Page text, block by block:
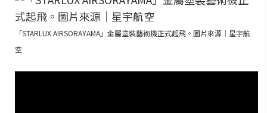
「STARLUX AIRSORAYAMA」金屬塗裝藝術機正式起飛。圖片來源｜星宇航
空